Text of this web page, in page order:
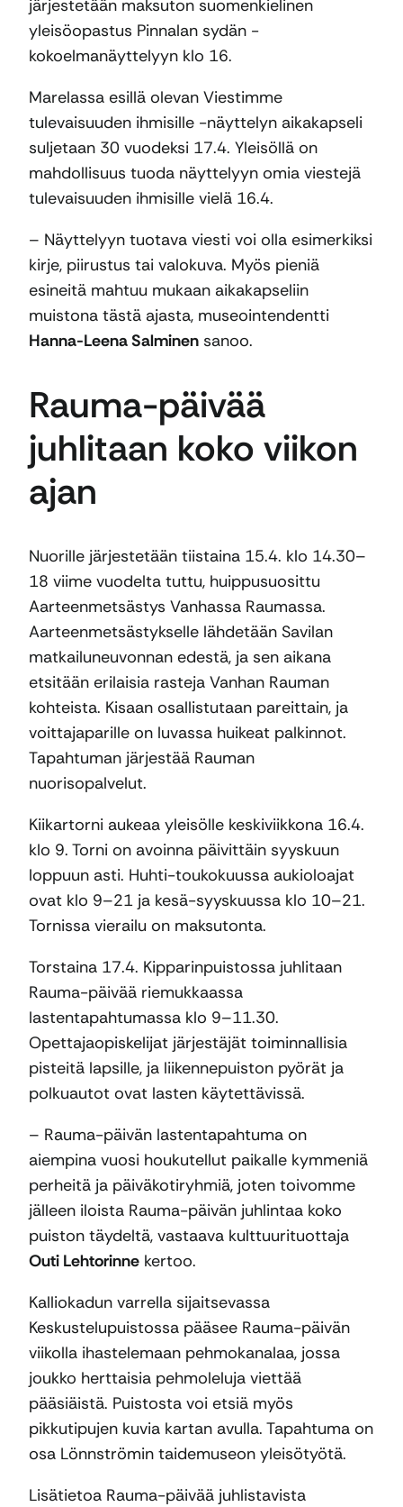
järjestetään maksuton suomenkielinen
yleisöopastus Pinnalan sydän -
kokoelmanäyttelyyn klo 16.
Marelassa esillä olevan Viestimme
tulevaisuuden ihmisille -näyttelyn aikakapseli
suljetaan 30 vuodeksi 17.4. Yleisöllä on
mahdollisuus tuoda näyttelyyn omia viestejä
tulevaisuuden ihmisille vielä 16.4.
– Näyttelyyn tuotava viesti voi olla esimerkiksi
kirje, piirustus tai valokuva. Myös pieniä
esineitä mahtuu mukaan aikakapseliin
muistona tästä ajasta, museointendentti
Hanna-Leena Salminen sanoo.
Rauma-päivää
juhlitaan koko viikon
ajan
Nuorille järjestetään tiistaina 15.4. klo 14.30–
18 viime vuodelta tuttu, huippusuosittu
Aarteenmetsästys Vanhassa Raumassa.
Aarteenmetsästykselle lähdetään Savilan
matkailuneuvonnan edestä, ja sen aikana
etsitään erilaisia rasteja Vanhan Rauman
kohteista. Kisaan osallistutaan pareittain, ja
voittajaparille on luvassa huikeat palkinnot.
Tapahtuman järjestää Rauman
nuorisopalvelut.
Kiikartorni aukeaa yleisölle keskiviikkona 16.4.
klo 9. Torni on avoinna päivittäin syyskuun
loppuun asti. Huhti-toukokuussa aukioloajat
ovat klo 9–21 ja kesä-syyskuussa klo 10–21.
Tornissa vierailu on maksutonta.
Torstaina 17.4. Kipparinpuistossa juhlitaan
Rauma-päivää riemukkaassa
lastentapahtumassa klo 9–11.30.
Opettajaopiskelijat järjestäjät toiminnallisia
pisteitä lapsille, ja liikennepuiston pyörät ja
polkuautot ovat lasten käytettävissä.
– Rauma-päivän lastentapahtuma on
aiempina vuosi houkutellut paikalle kymmeniä
perheitä ja päiväkotiryhmiä, joten toivomme
jälleen iloista Rauma-päivän juhlintaa koko
puiston täydeltä, vastaava kulttuurituottaja
Outi Lehtorinne kertoo.
Kalliokadun varrella sijaitsevassa
Keskustelupuistossa pääsee Rauma-päivän
viikolla ihastelemaan pehmokanalaa, jossa
joukko herttaisia pehmoleluja viettää
pääsiäistä. Puistosta voi etsiä myös
pikkutipujen kuvia kartan avulla. Tapahtuma on
osa Lönnströmin taidemuseon yleisötyötä.
Lisätietoa Rauma-päivää juhlistavista